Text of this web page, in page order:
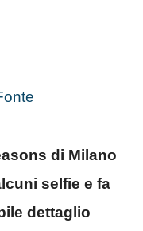
di Milano
selfie e fa
dettaglio